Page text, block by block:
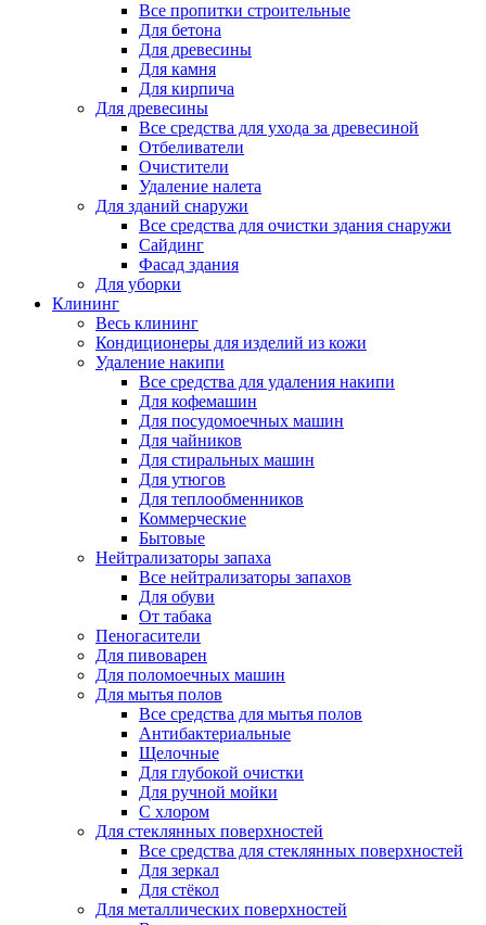
Все пропитки строительные
Для бетона
Для древесины
Для камня
Для кирпича
Для древесины
Все средства для ухода за древесиной
Отбеливатели
Очистители
Удаление налета
Для зданий снаружи
Все средства для очистки здания снаружи
Сайдинг
Фасад здания
Для уборки
Клининг
Весь клининг
Кондиционеры для изделий из кожи
Удаление накипи
Все средства для удаления накипи
Для кофемашин
Для посудомоечных машин
Для чайников
Для стиральных машин
Для утюгов
Для теплообменников
Коммерческие
Бытовые
Нейтрализаторы запаха
Все нейтрализаторы запахов
Для обуви
От табака
Пеногасители
Для пивоварен
Для поломоечных машин
Для мытья полов
Все средства для мытья полов
Антибактериальные
Щелочные
Для глубокой очистки
Для ручной мойки
С хлором
Для стеклянных поверхностей
Все средства для стеклянных поверхностей
Для зеркал
Для стёкол
Для металлических поверхностей